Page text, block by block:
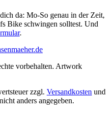
da: Mo-So genau in der Zeit,
Bike schwingen solltest. Und
.
vorbehalten. Artwork
zzgl. Versandkosten und
anders angegeben.